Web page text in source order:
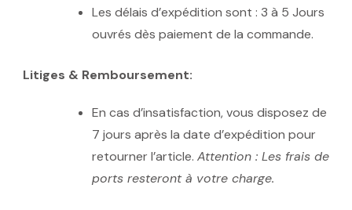
Les délais d’expédition sont : 3 à 5 Jours
ouvrés dès paiement de la commande.
Litiges & Remboursement:
En cas d’insatisfaction, vous disposez de
7 jours après la date d’expédition pour
retourner l’article. Attention : Les frais de
ports resteront à votre charge.